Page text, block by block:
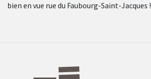
bien en vue rue du Faubourg-Saint-Jacques !